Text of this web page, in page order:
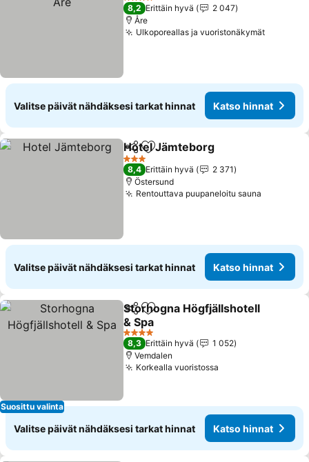
4 Tähtiluokitus
8,2 Erittäin hyvä
2 047
Åre
Ulkoporeallas ja vuoristonäkymät
Valitse päivät nähdäksesi tarkat hinnat Katso hinnat
Jaa Lisää suosikkeihin
Hotel Jämteborg
3 Tähtiluokitus
8,4 Erittäin hyvä
2 371
Östersund
Rentouttava puupaneloitu sauna
Valitse päivät nähdäksesi tarkat hinnat Katso hinnat
Suosittu valinta
Jaa Lisää suosikkeihin
Storhogna Högfjällshotell
& Spa
4 Tähtiluokitus
8,3 Erittäin hyvä
1 052
Vemdalen
Korkealla vuoristossa
Valitse päivät nähdäksesi tarkat hinnat Katso hinnat